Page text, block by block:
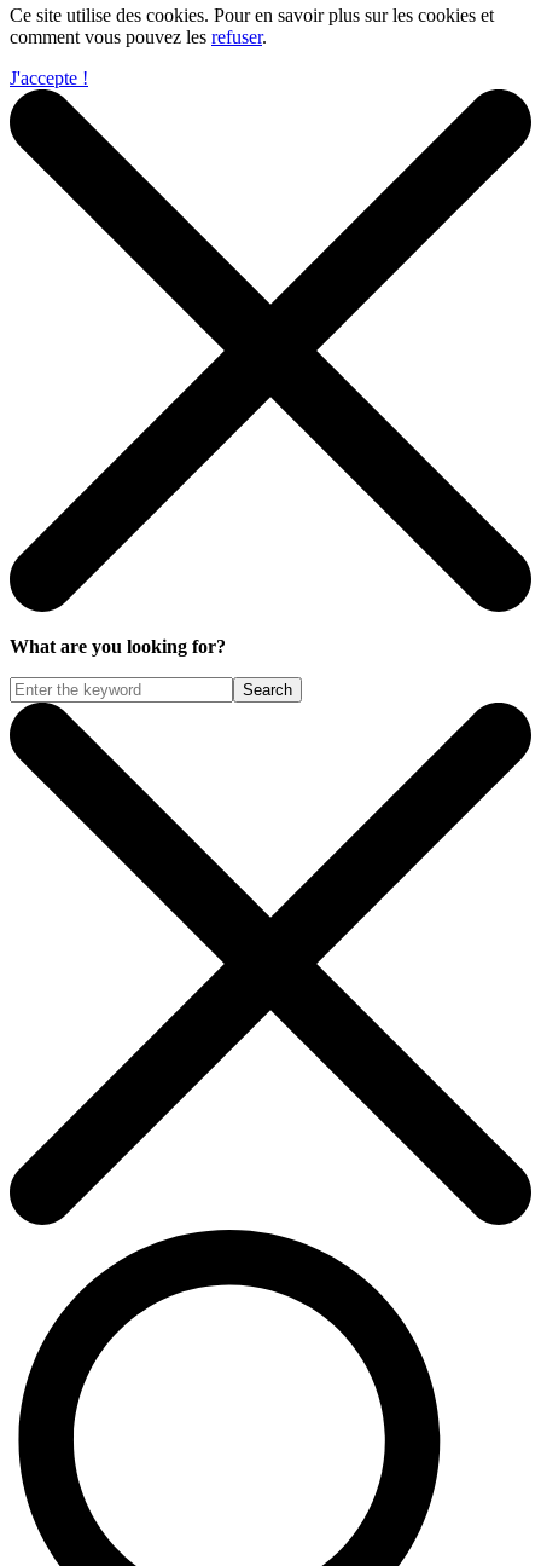
Ce site utilise des cookies. Pour en savoir plus sur les cookies et
comment vous pouvez les refuser.
J'accepte !
What are you looking for?
Search